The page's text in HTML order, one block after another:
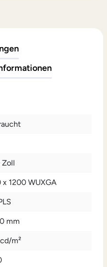
Zoll
x 1200 WUXGA
mm
m²